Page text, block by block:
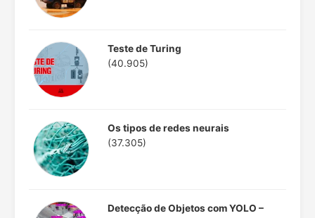
Teste de Turing
(40.905)
Os tipos de redes neurais
(37.305)
Detecção de Objetos com YOLO –